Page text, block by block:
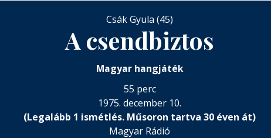
Csák Gyula (45)
A csendbiztos
Magyar hangjáték
55 perc
1975. december 10.
(Legalább 1 ismétlés. Műsoron tartva 30 éven át)
Magyar Rádió